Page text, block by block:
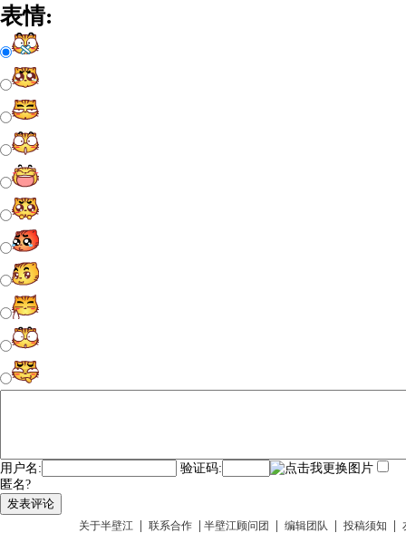
表情:
用户名:
验证码:
匿名?
发表评论
关于半壁江 联系合作 半壁江顾问团 编辑团队 投稿须知